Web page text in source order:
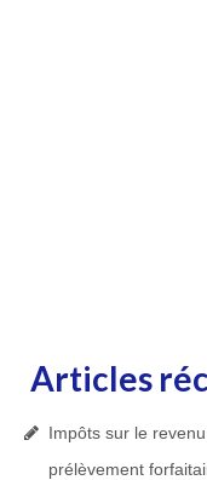
Articles
Impôts sur le
prélèvement